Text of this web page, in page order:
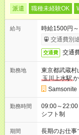
派遣 職種未経験OK
給与
時給1500円
交通費別
交通費 交通
勤務地
東京都武蔵村
玉川上水駅
Samsonite
勤務時間
09:00～22:00 実働7.5時間／休憩1.5時間 営業時間に合わせた
シフト制
期間 長期のお仕事